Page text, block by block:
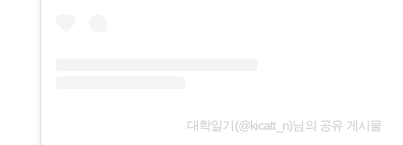
대학일기(@kicatt_n)님의 공유 게시물